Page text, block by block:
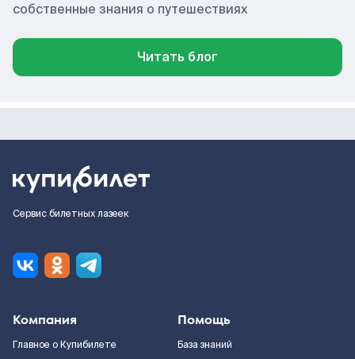
собственные знания о путешествиях
Читать блог
Сервис билетных лазеек
Компания
Главное о Купибилете
Помощь
База знаний